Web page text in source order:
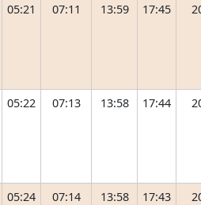
05:21 07:11 13:59 17:45
05:22 07:13 13:58 17:44
05:24 07:14 13:58 17:43